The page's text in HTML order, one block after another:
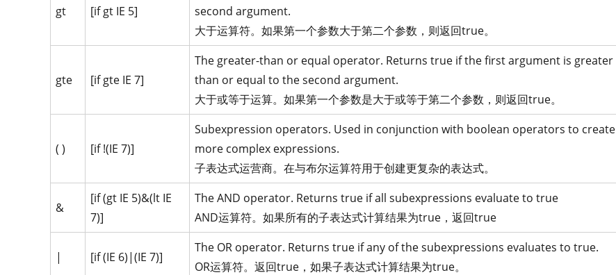
gt [if gt IE 5]
second argument.
大于运算符。如果第一个参数大于第二个参数，则返回true。
gte [if gte IE 7]
The greater-than or equal operator. Returns true if the first argument is greater
than or equal to the second argument.
大于或等于运算。如果第一个参数是大于或等于第二个参数，则返回true。
( ) [if !(IE 7)]
Subexpression operators. Used in conjunction with boolean operators to create
more complex expressions.
子表达式运营商。在与布尔运算符用于创建更复杂的表达式。
&
[if (gt IE 5)&(lt IE
7)]
The AND operator. Returns true if all subexpressions evaluate to true
AND运算符。如果所有的子表达式计算结果为true，返回true
| [if (IE 6)|(IE 7)]
The OR operator. Returns true if any of the subexpressions evaluates to true.
OR运算符。返回true，如果子表达式计算结果为true。